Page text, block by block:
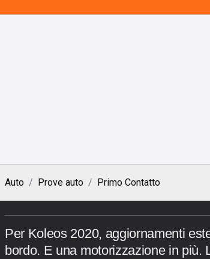
Auto Prove auto Primo Contatto
Per Koleos 2020, aggiornamenti
bordo. E una motorizzazione in più.